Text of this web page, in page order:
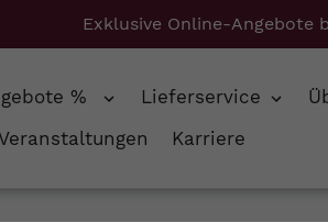
Exklusive Online-Angebote
% Lieferservice
Karriere